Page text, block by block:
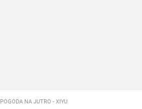
POGODA NA JUTRO - XIYU